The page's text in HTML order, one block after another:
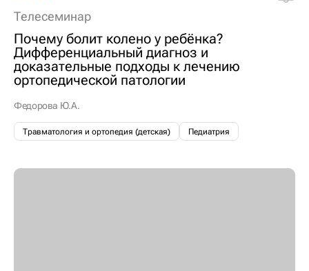
Телесеминар
Почему болит колено у ребёнка?
Дифференциальный диагноз и
доказательные подходы к лечению
ортопедической патологии
Федорова Ю.А.
Травматология и ортопедия (детская) Педиатрия